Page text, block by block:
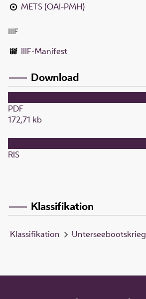
METS (OAI-PMH)
IIIF
IIIF-Manifest
Download
PDF
172,71 kb
RIS
Klassifikation
Klassifikation Unterseebootskrieg